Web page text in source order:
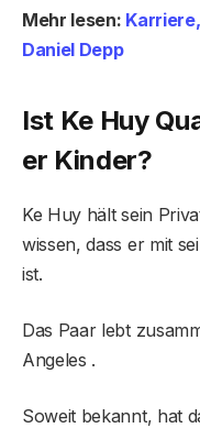
Mehr lesen:
Daniel Depp
Ist Ke Huy
er Kinder?
Ke Huy hält sein
wissen, dass er mit
ist.
Das Paar lebt
Angeles .
Soweit bekannt, hat